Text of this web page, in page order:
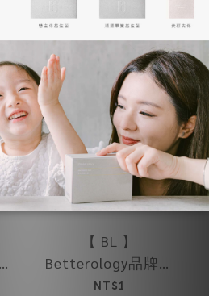
【 BL 】
Betterology品牌紙
袋(精裝版)
NT$1